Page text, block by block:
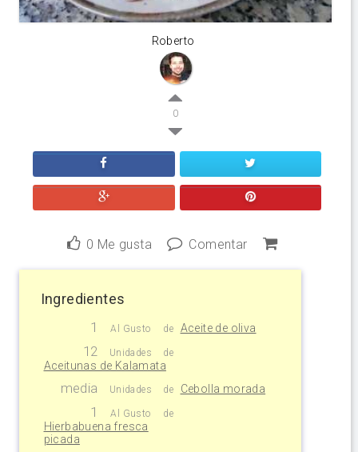
Roberto
0
0 Me gusta Comentar
Ingredientes
1 Al Gusto de Aceite de oliva
12 Unidades de
Aceitunas de Kalamata
media Unidades de Cebolla morada
1 Al Gusto de
Hierbabuena fresca
picada